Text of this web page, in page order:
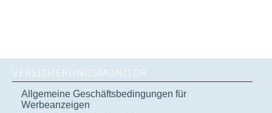
VERSICHERUNGSMONITOR
Allgemeine Geschäftsbedingungen für
Werbeanzeigen